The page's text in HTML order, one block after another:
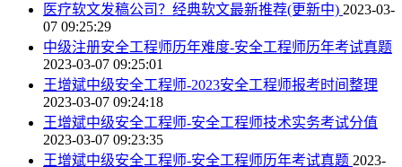
医疗软文发稿公司？经典软文最新推荐(更新中) 2023-03-
07 09:25:29
中级注册安全工程师历年难度-安全工程师历年考试真题
2023-03-07 09:25:01
王增斌中级安全工程师-2023安全工程师报考时间整理
2023-03-07 09:24:18
王增斌中级安全工程师-安全工程师技术实务考试分值
2023-03-07 09:23:35
王增斌中级安全工程师-安全工程师历年考试真题 2023-